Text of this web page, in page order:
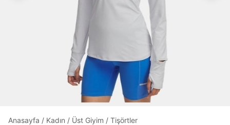
Under Armour'da yeni misiniz? Kayıt Ol
Üye Olmadan Devam Et
Anasayfa / Kadın / Üst Giyim / Tişörtler
Daha hızlı ödeme. Hızlı sipariş takibi.
Kolay iade ve değişim.